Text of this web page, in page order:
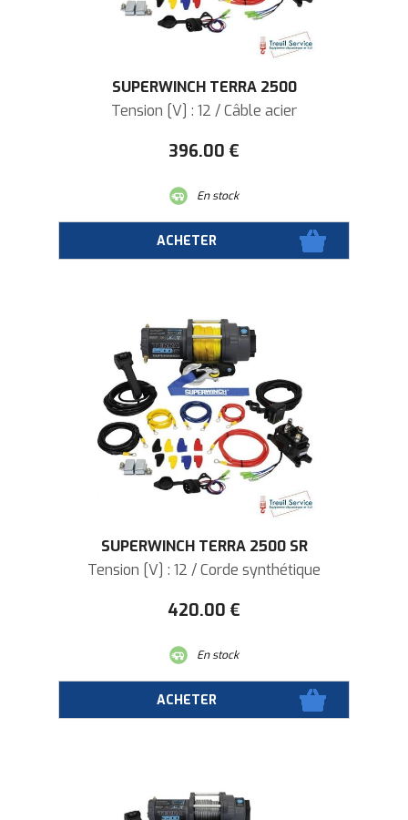
SUPERWINCH TERRA 2500
Tension [V] : 12 / Câble acier
396.00 €
En stock
SUPERWINCH TERRA 2500 SR
Tension [V] : 12 / Corde synthétique
420.00 €
En stock